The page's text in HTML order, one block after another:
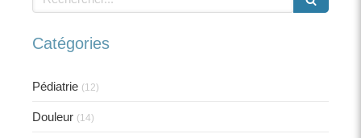
Catégories
Pédiatrie (12)
Douleur (14)